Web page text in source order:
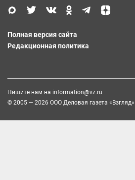
Полная версия сайта
Редакционная политика
Пишите нам на information@vz.ru
© 2005 — 2026 ООО Деловая газета «Взгляд»